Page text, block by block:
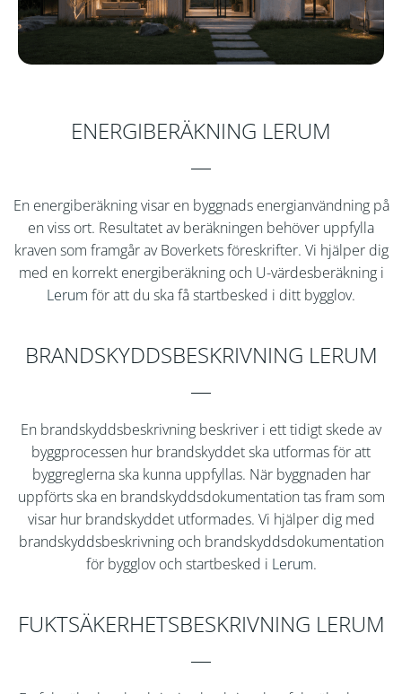
ENERGIBERÄKNING LERUM
En energiberäkning visar en byggnads energianvändning på
en viss ort. Resultatet av beräkningen behöver uppfylla
kraven som framgår av Boverkets föreskrifter. Vi hjälper dig
med en korrekt energiberäkning och U-värdesberäkning i
Lerum för att du ska få startbesked i ditt bygglov.
BRANDSKYDDSBESKRIVNING LERUM
En brandskyddsbeskrivning beskriver i ett tidigt skede av
byggprocessen hur brandskyddet ska utformas för att
byggreglerna ska kunna uppfyllas. När byggnaden har
uppförts ska en brandskyddsdokumentation tas fram som
visar hur brandskyddet utformades. Vi hjälper dig med
brandskyddsbeskrivning och brandskyddsdokumentation
för bygglov och startbesked i Lerum.
FUKTSÄKERHETSBESKRIVNING LERUM